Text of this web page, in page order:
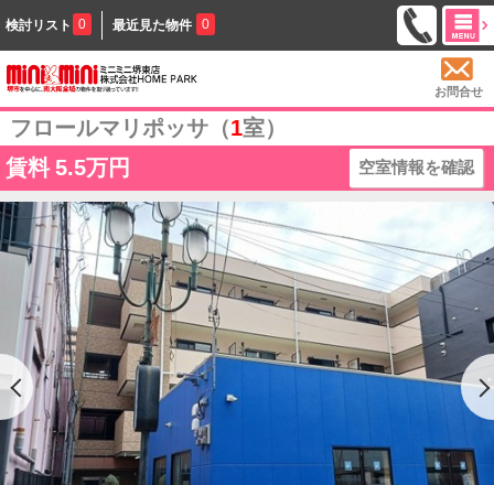
検討リスト 0 最近見た物件 0
お問合せ
フロールマリポッサ（1室）
賃料 5.5万円 空室情報を確認